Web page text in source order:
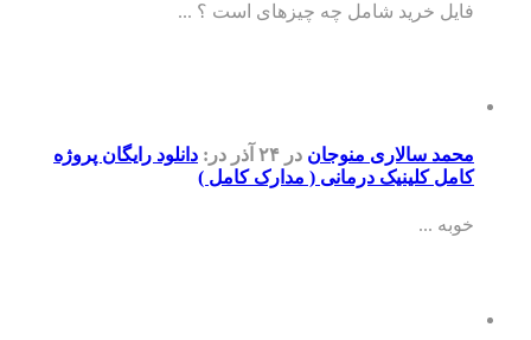
فایل خرید شامل چه چیزهای است ؟ ...
محمد سالاری منوجان در ۲۴ آذر در: دانلود رایگان پروژه
کامل کلینیک درمانی ( مدارک کامل )
خوبه ...